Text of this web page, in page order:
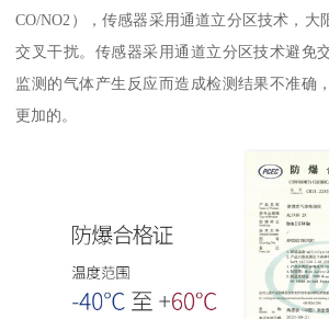
CO/NO2），传感器采用通道立分区技术，大
交叉干扰。传感器采用通道立分区技术避免
监测的气体产生反应而造成检测结果不准确
更加的。